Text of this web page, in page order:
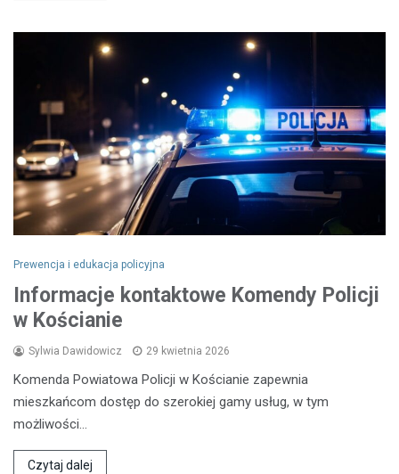
Prewencja i edukacja policyjna
Informacje kontaktowe Komendy Policji
w Kościanie
Sylwia Dawidowicz 29 kwietnia 2026
Komenda Powiatowa Policji w Kościanie zapewnia
mieszkańcom dostęp do szerokiej gamy usług, w tym
możliwości…
Czytaj dalej